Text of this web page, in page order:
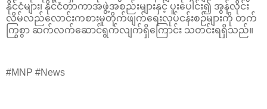
နိုင်ငံများ၊ နိုင်ငံတာကာအဖွဲ့အစည်းများနှင့် ပူးပေါင်း၍ အွန်လိုင်း
လိမ်လည်လောင်းကစားမှုတိုက်ဖျက်ရေးလုပ်ငန်းစဉ်များကို တက်
ကြွစွာ ဆက်လက်ဆောင်ရွက်လျက်ရှိကြောင်း သတင်းရရှိသည်။
#MNP #News